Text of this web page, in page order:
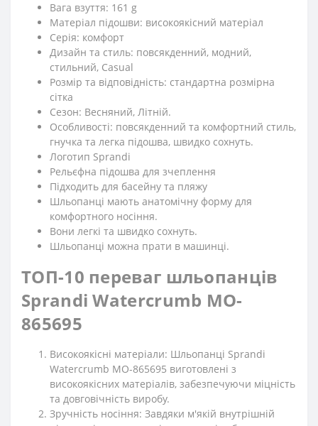
Вага взуття: 161 g
Матеріал підошви: високоякісний матеріал
Серія: комфорт
Дизайн та стиль: повсякденний, модний,
стильний, Casual
Розмір та відповідність: стандартна розмірна
сітка
Сезон: Весняний, Літній.
Особливості: повсякденний та комфортний стиль,
гнучка та легка підошва, швидко сохнуть.
Логотип Sprandi
Рельєфна підошва для зчеплення
Підходить для басейну та пляжу
Шльопанці мають анатомічну форму для
комфортного носіння.
Вони легкі та швидко сохнуть.
Шльопанці можна прати в машинці.
ТОП-10 переваг шльопанців
Sprandi Watercrumb MO-
865695
Високоякісні матеріали: Шльопанці Sprandi
Watercrumb MO-865695 виготовлені з
високоякісних матеріалів, забезпечуючи міцність
та довговічність виробу.
Зручність носіння: Завдяки м'якій внутрішній